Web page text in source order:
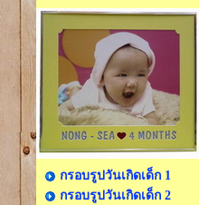
กรอบรูปวันเกิดเด็ก 1
กรอบรูปวันเกิดเด็ก 2